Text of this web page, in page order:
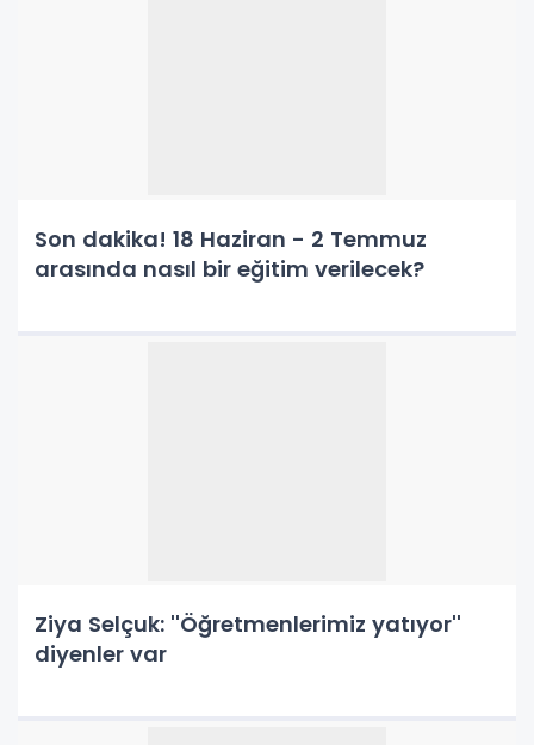
Son dakika! 18 Haziran - 2 Temmuz
arasında nasıl bir eğitim verilecek?
Ziya Selçuk: ''Öğretmenlerimiz yatıyor''
diyenler var